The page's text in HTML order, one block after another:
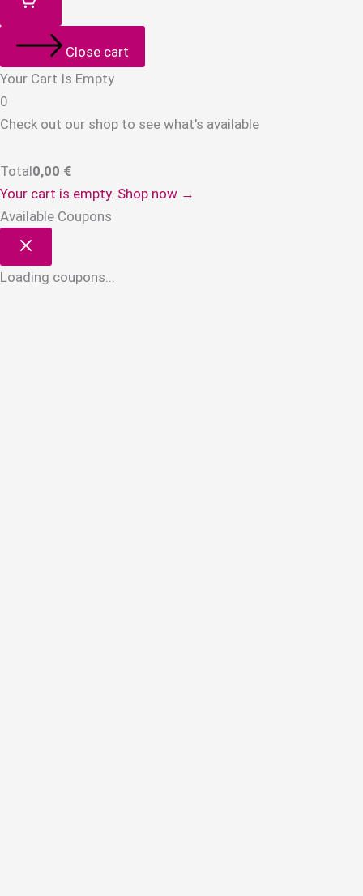
Close cart
Your Cart Is Empty
0
Check out our shop to see what's available
Total0,00 €
Your cart is empty. Shop now →
Available Coupons
Loading coupons...